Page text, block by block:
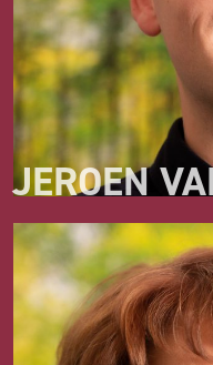
JEROEN